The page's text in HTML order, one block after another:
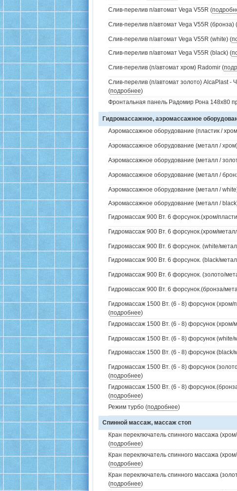
Слив-перелив п/автомат Vega V55R (
Слив-перелив п/автомат Vega V55R (бронза) (
Слив-перелив п/автомат Vega V55R (white) (
Слив-перелив п/автомат Vega V55R (black) (
Слив-перелив (п/автомат хром) Radomir (
Слив-перелив (п/автомат золото) AlcaPlast -
(подробнее)
Фронтальная панель Радомир Рона 148х80
Гидромассажное, аэромассажное
Аэромассажное оборудование (пластик /
Аэромассажное оборудование (металл /
Аэромассажное оборудование (металл /
Аэромассажное оборудование (металл /
Аэромассажное оборудование (металл /
Аэромассажное оборудование (металл /
Гидромассаж 900 Вт. 6 форсунок.(хром/
Гидромассаж 900 Вт. 6 форсунок.(хром/
Гидромассаж 900 Вт. 6 форсунок. (white/
Гидромассаж 900 Вт. 6 форсунок. (black/
Гидромассаж 900 Вт. 6 форсунок. (золото/
Гидромассаж 900 Вт. 6 форсунок.(бронза/
Гидромассаж 1500 Вт. (6 - 8) форсунок (хром/
(подробнее)
Гидромассаж 1500 Вт. (6 - 8) форсунок (хром/
Гидромассаж 1500 Вт. (6 - 8) форсунок (white/
Гидромассаж 1500 Вт. (6 - 8) форсунок (black/
Гидромассаж 1500 Вт. (6 - 8) форсунок
(подробнее)
Гидромассаж 1500 Вт. (6 - 8)
(подробнее)
Режим турбо (подробнее)
Спинной массаж, массаж стоп
Кран переключатель спинного массажа
(подробнее)
Кран переключатель спинного массажа
(подробнее)
Кран переключатель спинного массажа
(подробнее)